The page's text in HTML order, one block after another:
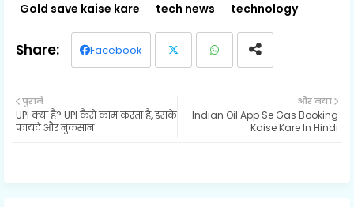
Gold save kaise kare
tech news technology
Facebook
ter ats
और नया
Indian Oil App Se Gas Booking
Kaise Kare In Hindi
पुराने
UPI क्या है? UPI कैसे काम करता है, इसके
फायदे और नुकसान